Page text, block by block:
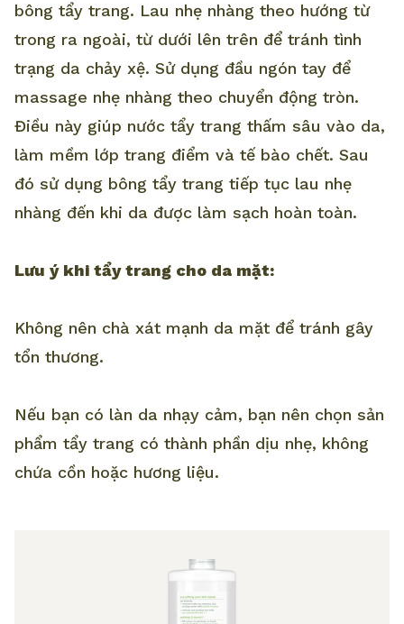
bông tẩy trang. Lau nhẹ nhàng theo hướng từ
trong ra ngoài, từ dưới lên trên để tránh tình
trạng da chảy xệ. Sử dụng đầu ngón tay để
massage nhẹ nhàng theo chuyển động tròn.
Điều này giúp nước tẩy trang thấm sâu vào da,
làm mềm lớp trang điểm và tế bào chết. Sau
đó sử dụng bông tẩy trang tiếp tục lau nhẹ
nhàng đến khi da được làm sạch hoàn toàn.
Lưu ý khi tẩy trang cho da mặt:
Không nên chà xát mạnh da mặt để tránh gây
tổn thương.
Nếu bạn có làn da nhạy cảm, bạn nên chọn sản
phẩm tẩy trang có thành phần dịu nhẹ, không
chứa cồn hoặc hương liệu.